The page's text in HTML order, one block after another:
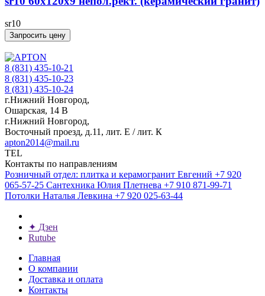
sr10
Запросить цену
8 (831) 435-10-21
8 (831) 435-10-23
8 (831) 435-10-24
г.Нижний Новгород,
Ошарская, 14 В
г.Нижний Новгород,
Восточный проезд, д.11, лит. Е / лит. К
apton2014@mail.ru
TEL
Контакты по направлениям
Розничный отдел: плитка и керамогранит Евгений +7 920
065-57-25 Сантехника Юлия Плетнева +7 910 871-99-71
Потолки Наталья Левкина +7 920 025-63-44
✦ Дзен
Rutube
Главная
О компании
Доставка и оплата
Контакты